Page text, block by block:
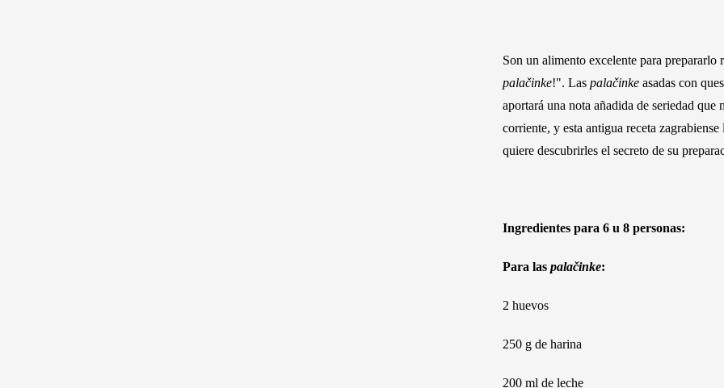
Son un alimento excelente para prepararlo
palačinke!". Las palačinkeasadas con
aportará una nota añadida de seriedad
corriente, y esta antigua receta
quiere descubrirles el secreto de su
Ingredientes para 6 u 8 personas:
Para las palačinke:
2 huevos
250 g de harina
200 ml de leche